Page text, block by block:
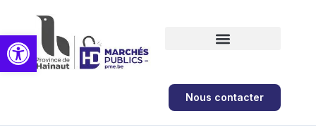
Nous contacter
Ouvrir la barre d’outils